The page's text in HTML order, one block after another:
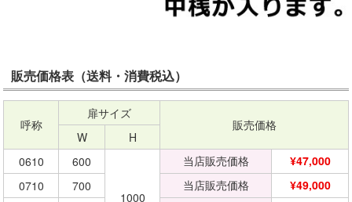
販売価格表（送料・消費税込）
呼称
扉サイズ
販売価格
W
H
0610
600
1000
当店販売価格
¥47,000
0710
700 当店販売価格
¥49,000